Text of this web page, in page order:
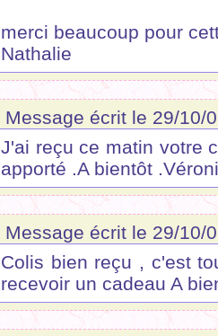
merci beaucoup pour
Nathalie
Message écrit le 29/10/
J'ai reçu ce matin votre
apporté .A bientôt
Message écrit le 29/10/
Colis bien reçu , c'est
recevoir un cadeau A